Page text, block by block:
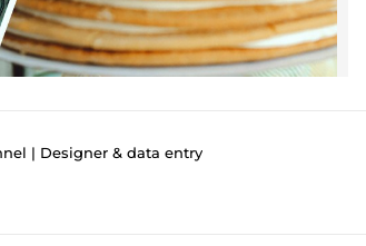
| Designer & data entry